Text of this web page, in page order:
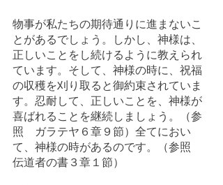
物事が私たちの期待通りに進まないこ
とがあるでしょう。しかし、神様は、
正しいことをし続けるように教えられ
ています。そして、神様の時に、祝福
の収穫を刈り取ると御約束されていま
す。忍耐して、正しいことを、神様が
喜ばれることを継続しましょう。（参
照　ガラテヤ６章９節）全てにおい
て、神様の時があるのです。（参照
伝道者の書３章１節）